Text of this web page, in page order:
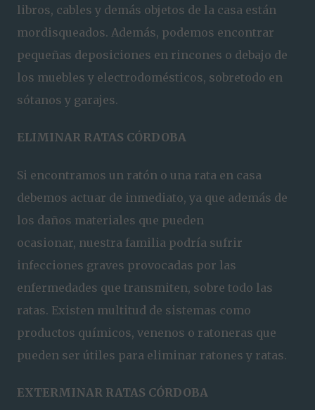
libros, cables y demás objetos de la casa están
mordisqueados. Además, podemos encontrar
pequeñas deposiciones en rincones o debajo de
los muebles y electrodomésticos, sobretodo en
sótanos y garajes.
ELIMINAR RATAS CÓRDOBA
Si encontramos un ratón o una rata en casa
debemos actuar de inmediato, ya que además de
los daños materiales que pueden
ocasionar, nuestra familia podría sufrir
infecciones graves provocadas por las
enfermedades que transmiten, sobre todo las
ratas. Existen multitud de sistemas como
productos químicos, venenos o ratoneras que
pueden ser útiles para eliminar ratones y ratas.
EXTERMINAR RATAS CÓRDOBA